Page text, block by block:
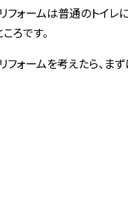
フォームは普通のトイ
ろです。
フォームを考えたら、ま